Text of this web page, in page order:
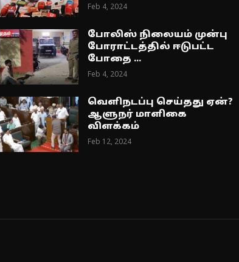
Feb 4, 2024
போலிஸ் நிலையம் முன்பு
போராட்டத்தில் ஈடுபட்ட
போதை ...
Feb 4, 2024
வெளிநடப்பு செய்தது ஏன்?
ஆளுநர் மாளிகை
விளக்கம்
Feb 12, 2024